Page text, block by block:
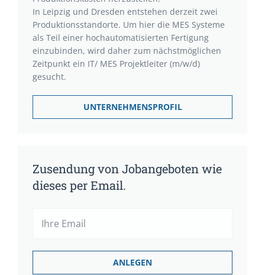
In Leipzig und Dresden entstehen derzeit zwei
Produktionsstandorte. Um hier die MES Systeme
als Teil einer hochautomatisierten Fertigung
einzubinden, wird daher zum nächstmöglichen
Zeitpunkt ein IT/ MES Projektleiter (m/w/d)
gesucht.
UNTERNEHMENSPROFIL
Zusendung von Jobangeboten wie
dieses per Email.